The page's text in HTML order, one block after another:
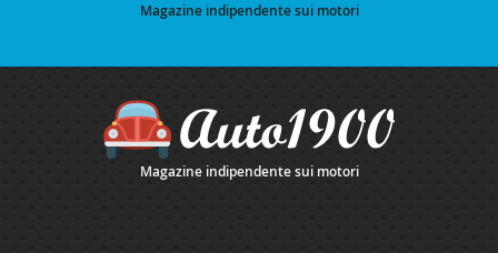
Magazine indipendente sui motori
Magazine indipendente sui motori